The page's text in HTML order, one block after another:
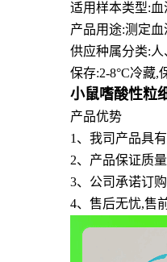
适用样本类型:
产品用途:测定
供应种属分类:
保存:2-8°C冷藏,
小鼠嗜酸性粒
产品优势
1 、 我司产品具
2、产品保证质
3、公司承诺订
4、售后无忧,售